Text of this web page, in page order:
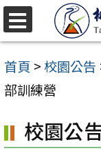
跳
至
主
要
容
區
首頁 >校園公告
部訓練營
校園公
選
單